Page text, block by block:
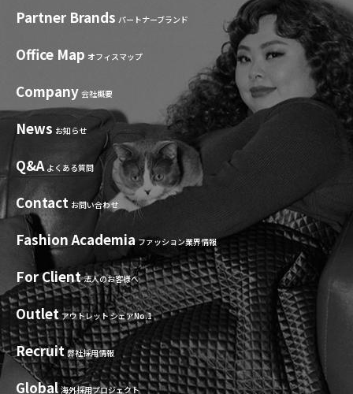
Partner Brands パートナーブランド
Office Map オフィスマップ
Company 会社概要
News お知らせ
Q&A よくある質問
Contact お問い合わせ
Fashion Academia ファッション業界情報
For Client 法人のお客様へ
Outlet アウトレット シェアNo.1
Recruit 弊社採用情報
Global 海外採用プロジェクト